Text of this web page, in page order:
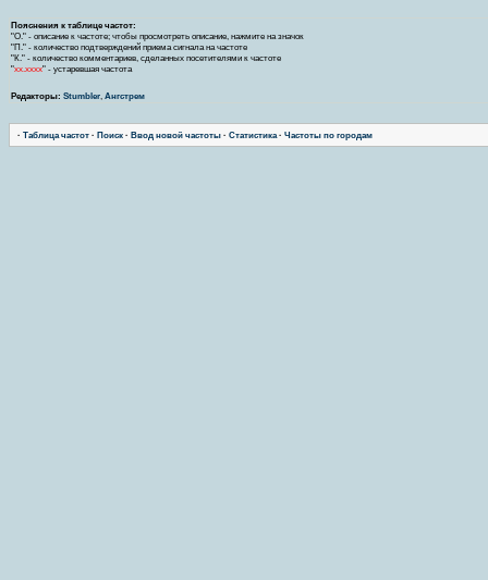
Пояснения к таблице частот:
"О." - описание к частоте; чтобы просмотреть описание, нажмите на значок
"П." - количество подтверждений приема сигнала на частоте
"К." - количество комментариев, сделанных посетителями к частоте
"хх.хххх" - устаревшая частота
Редакторы: Stumbler, Ангстрем
· Таблица частот · Поиск · Ввод новой частоты · Статистика· Частоты по городам